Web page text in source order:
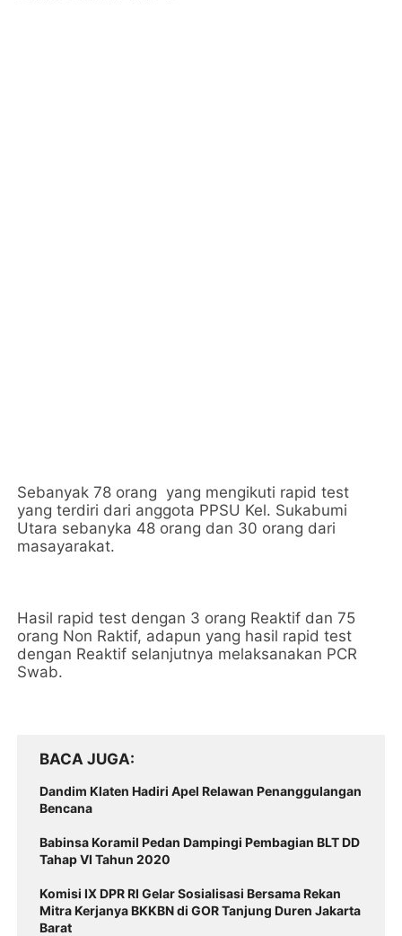
Sebanyak 78 orang yang mengikuti rapid test
yang terdiri dari anggota PPSU Kel. Sukabumi
Utara sebanyka 48 orang dan 30 orang dari
masayarakat.
Hasil rapid test dengan 3 orang Reaktif dan 75
orang Non Raktif, adapun yang hasil rapid test
dengan Reaktif selanjutnya melaksanakan PCR
Swab.
BACA JUGA
Dandim Klaten Hadiri Apel Relawan Penanggulangan
Bencana
Babinsa Koramil Pedan Dampingi Pembagian BLT DD
Tahap VI Tahun 2020
Komisi IX DPR RI Gelar Sosialisasi Bersama Rekan
Mitra Kerjanya BKKBN di GOR Tanjung Duren Jakarta
Barat